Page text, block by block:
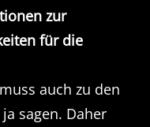
zur
für die
auch zu den
sagen. Daher